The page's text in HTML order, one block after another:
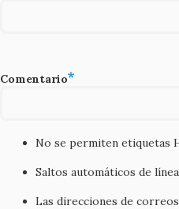
Comentario
No se permiten etiquetas
Saltos automáticos de
Las direcciones de